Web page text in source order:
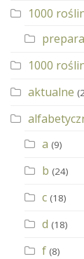
1000
1000
aktualne
a (9)
b (24)
c (18)
d (18)
f (8)